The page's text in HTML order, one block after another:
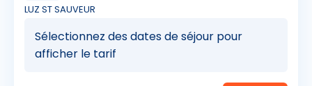
LUZ ST SAUVEUR
Sélectionnez des dates de séjour pour
afficher le tarif